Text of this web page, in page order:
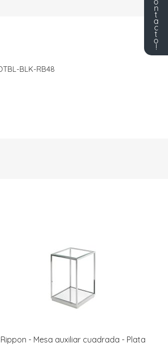
BLK-RB48
Rippon - Mesa auxiliar cuadrada - Plata
n
t
a
c
t
o
!